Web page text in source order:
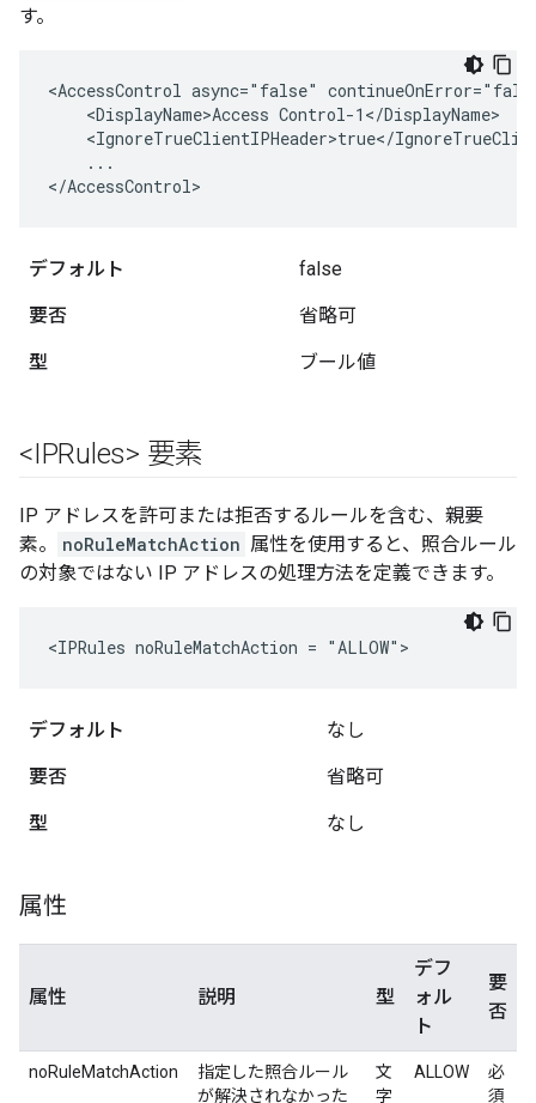
す。
<AccessControl async="false"
    <DisplayName>Access Control-1</DisplayName>
<IgnoreTrueClientIPHeader>true</
    ...
</AccessControl>
デフォルト false
要否 省略可
型 ブール値
<IPRules> 要素
IP アドレスを許可または拒否するルールを含む、親要
素。
noRuleMatchAction 属性を使用すると、照合ルール
の対象ではない IP アドレスの処理方法を定義できます。
<IPRules noRuleMatchAction = "ALLOW">
デフォルト なし
要否 省略可
型 なし
属性
属性 説明 型
デフ
ォル
ト
要
否
noRuleMatchAction
指定した照合ルール
が解決されなかった
文
字
ALLOW
必
須